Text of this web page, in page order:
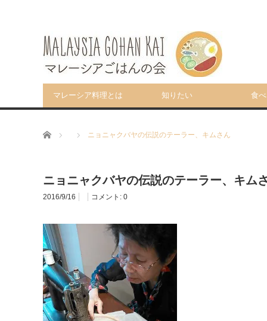
マレーシア料理とは 知りたい 食
ホーム ニョニャクバヤの伝説のテーラー、キムさん
ニョニャクバヤの伝説のテーラー、キム
2016/9/16 コメント: 0